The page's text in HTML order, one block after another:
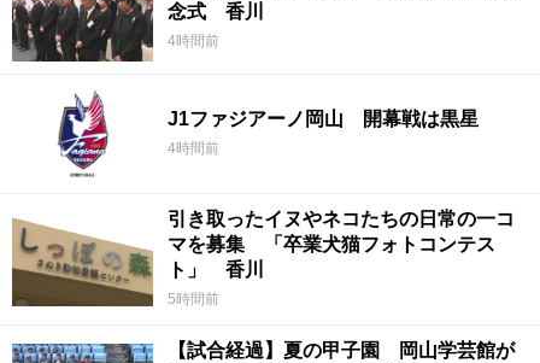
念式 香川
4時間前
J1ファジアーノ岡山 開幕戦は黒星
4時間前
引き取ったイヌやネコたちの日常の一コ
マを募集 「卒業犬猫フォトコンテス
ト」 香川
5時間前
【試合経過】夏の甲子園 岡山学芸館が